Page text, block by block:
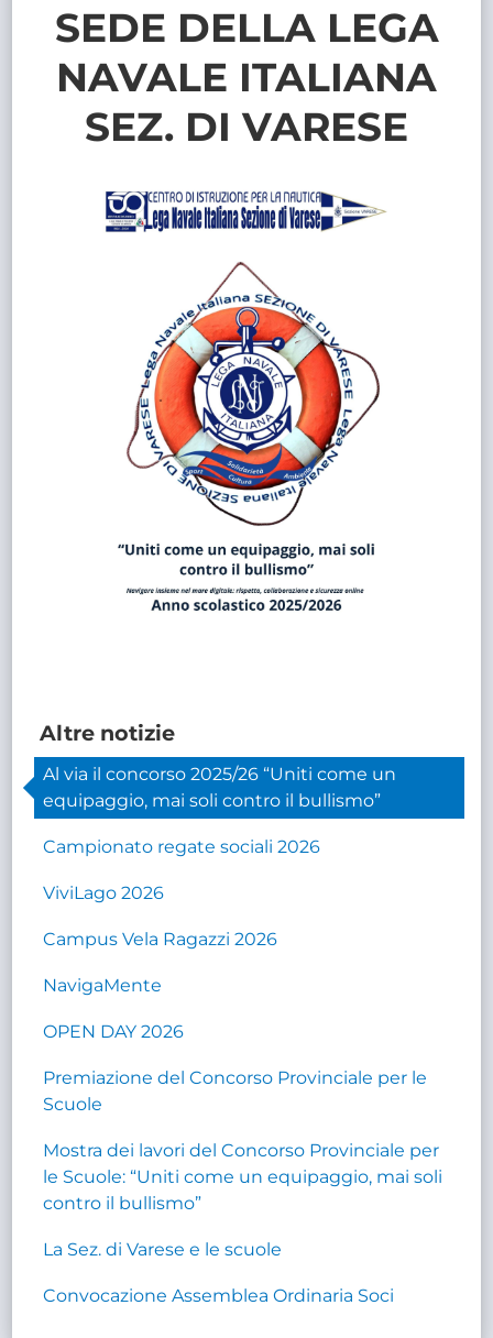
SEDE DELLA LEGA
NAVALE ITALIANA
SEZ. DI VARESE
Altre notizie
Al via il concorso 2025/26 “Uniti come un
equipaggio, mai soli contro il bullismo”
Campionato regate sociali 2026
ViviLago 2026
Campus Vela Ragazzi 2026
NavigaMente
OPEN DAY 2026
Premiazione del Concorso Provinciale per le
Scuole
Mostra dei lavori del Concorso Provinciale per
le Scuole: “Uniti come un equipaggio, mai soli
contro il bullismo”
La Sez. di Varese e le scuole
Convocazione Assemblea Ordinaria Soci